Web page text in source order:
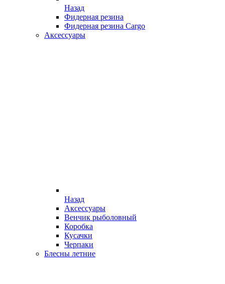
Назад
Фидерная резина
Фидерная резина Cargo
Аксессуары
Назад
Аксессуары
Венчик рыболовный
Коробка
Кусачки
Черпаки
Блесны летние